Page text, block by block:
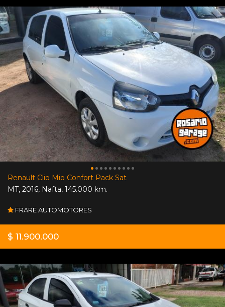
Renault Clio Mio Confort Pack Sat
MT, 2016, Nafta, 145.000 km.
FRARE AUTOMOTORES
$ 11.900.000